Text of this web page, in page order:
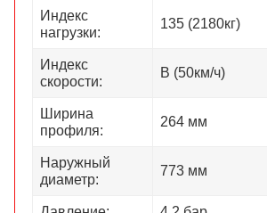
Индекс
нагрузки:
135 (2180кг)
Индекс
скорости:
В (50км/ч)
Ширина
профиля:
264 мм
Наружный
диаметр:
773 мм